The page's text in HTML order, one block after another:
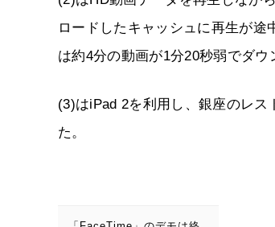
ロードしたキャッシュに再生が
は約4分の動画が1分20秒弱でダウ
(3)はiPad 2を利用し、銀座のレ
た。